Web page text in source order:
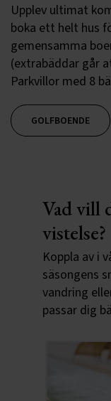
Upplev ultimat
boka ett helt hus
gemensamma
(extrabäddar går
Parkvillor med 8
GOLFBOENDE
Vad vill
vistelse?
Koppla av i
säsongens
vandring
passar dig